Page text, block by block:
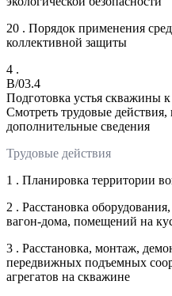
20 . Порядок применения
коллективной защиты
4 .
B/03.4
Подготовка устья скважины
Смотреть трудовые
дополнительные сведения
Трудовые действия
1 . Планировка территории
2 . Расстановка
вагон-дома, помещений на
3 . Расстановка, монтаж,
передвижных подъемных
агрегатов на скважине